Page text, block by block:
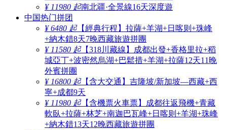
¥ 11980 起南北疆·全景線16天深度遊
中国热门拼团
¥ 6480 起【經典行程】拉薩+羊湖+日喀则+珠峰
+納木錯8天7晚西藏旅遊拼團
¥ 11580 起【318川藏線】成都出發+香格里拉+稻
城亞丁+波密然烏湖+巴鬆措+羊湖+拉薩12天11晚
外賓拼團
¥ 16800 起【含大交通】吉隆坡/新加坡—西藏+西
寧+成都9天
¥ 11980 起【含機票火車票】成都往返飛機+青藏
軟臥+拉薩+林芝+南迦巴瓦峰+日喀则+羊湖+珠峰
+納木錯13天12晚西藏旅遊拼團